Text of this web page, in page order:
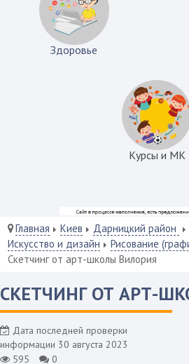
Здоровье
Курсы и МК
Главная Киев Дарницкий район
Искусство и дизайн
Рисование
Скетчинг от арт-школы Вилория
СКЕТЧИНГ ОТ АРТ-
Дата последней проверки
информации 30 августа 2023
595
0